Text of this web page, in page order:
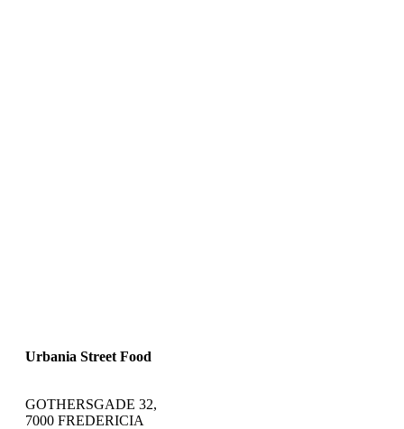
Urbania Street Food
GOTHERSGADE 32,
7000 FREDERICIA